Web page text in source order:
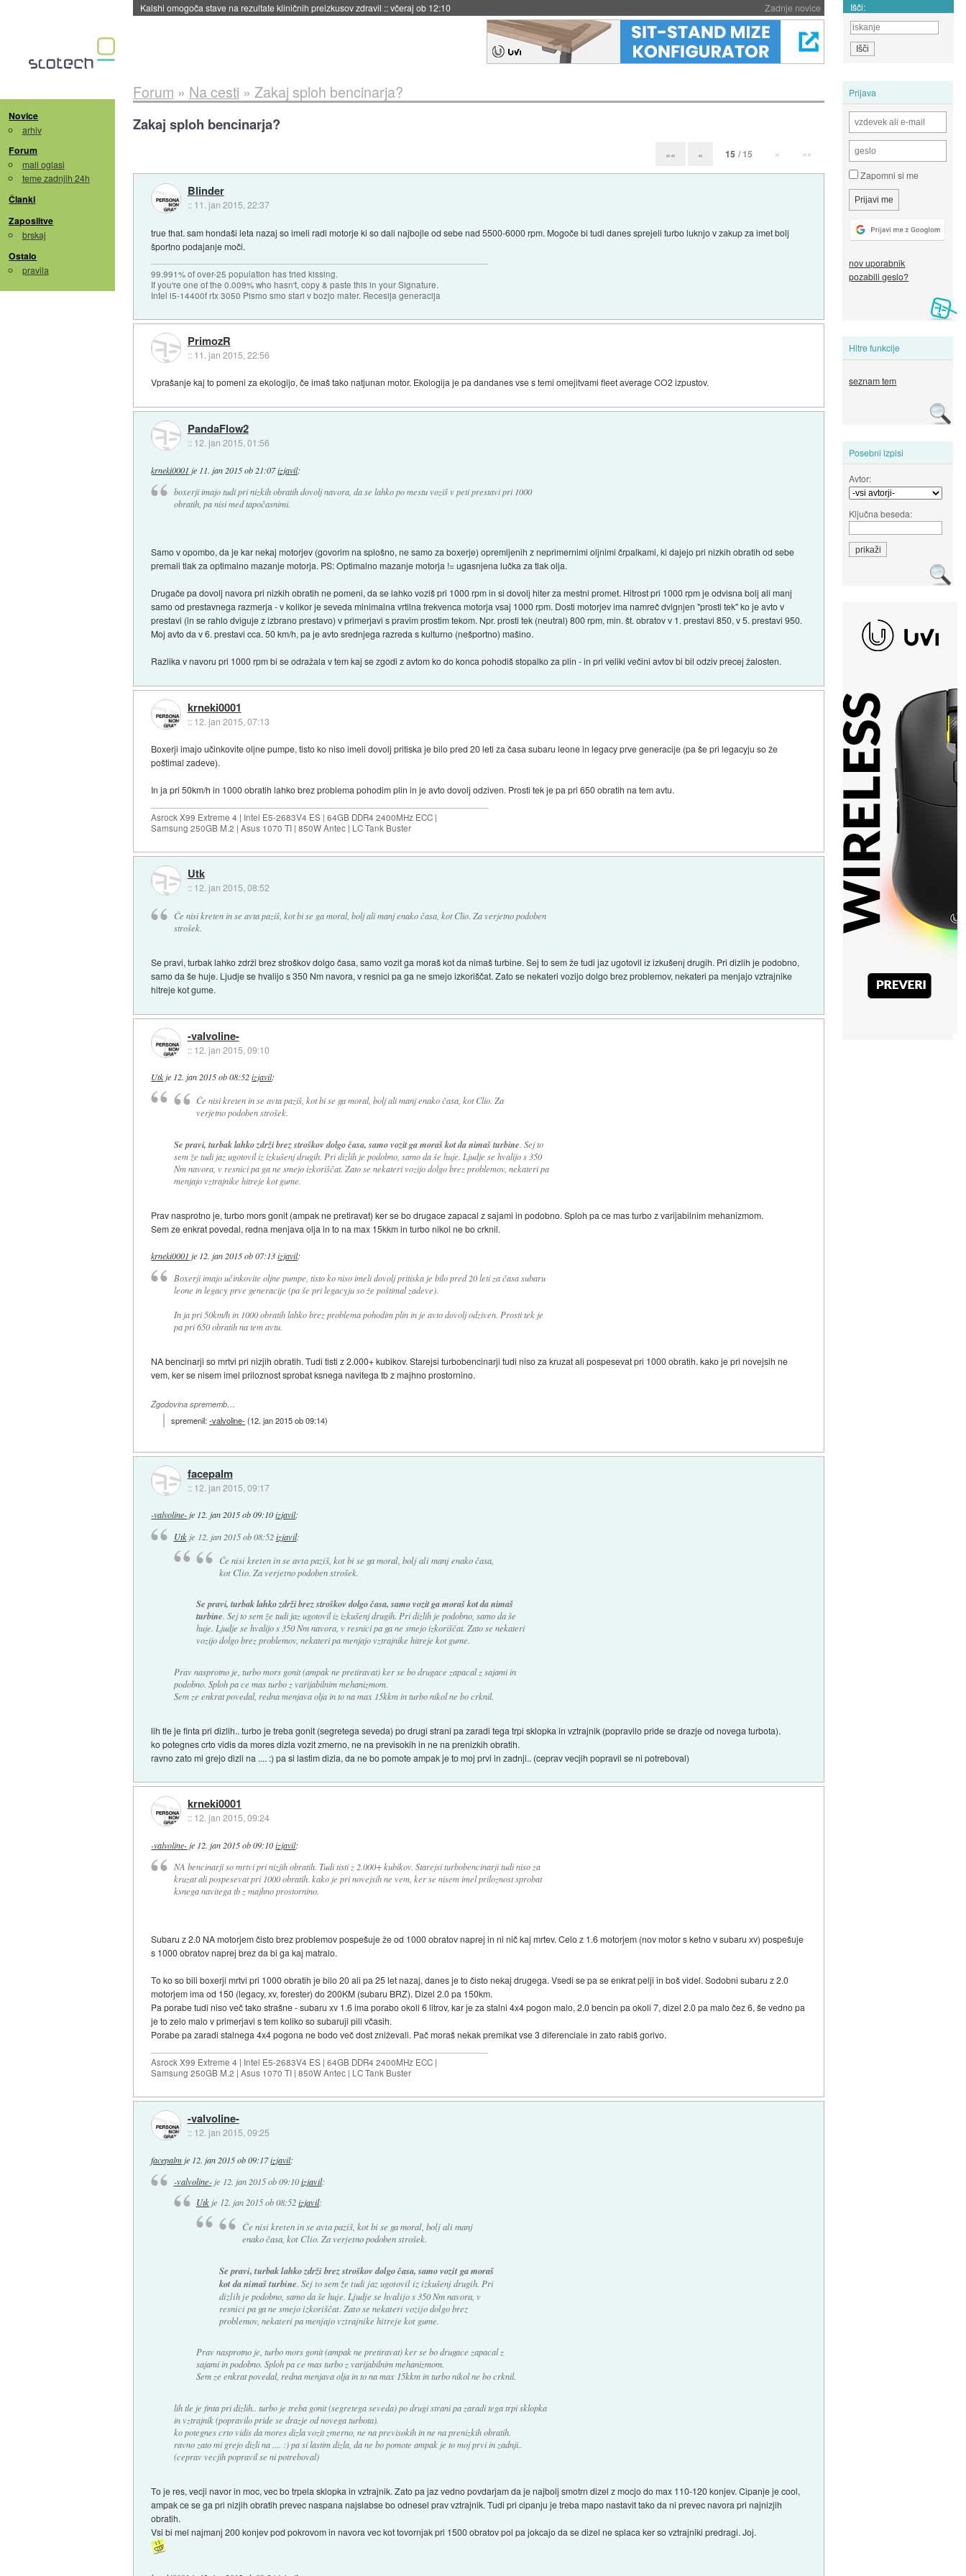
Zadnje novice
Sandisk že prodal več kot polovico SSD-jev za naslednji dve leti::včeraj ob 11:37 Išči:
Novice
arhiv
Forum
mali oglasi
teme zadnjih 24h
Članki
Zaposlitve
brskaj
Ostalo
pravila
Prijava
Zapomni si me
nov uporabnik
pozabili geslo?
Hitre funkcije
seznam tem
Posebni izpisi
Avtor:
Ključna beseda:
Forum » Na cesti » Zakaj sploh bencinarja?
Zakaj sploh bencinarja?
«« « 15 / 15 » »»
Blinder
:: 11. jan 2015, 22:37
true that. sam hondaši leta nazaj so imeli radi motorje ki so dali najbojle od sebe nad 5500-6000 rpm. Mogoče bi tudi danes sprejeli turbo luknjo v zakup za imet bolj
športno podajanje moči.
99.991% of over-25 population has tried kissing.
If you're one of the 0.009% who hasn't, copy & paste this in your Signature.
Intel i5-14400f rtx 3050 Pismo smo stari v bozjo mater. Recesija generacija
PrimozR
:: 11. jan 2015, 22:56
Vprašanje kaj to pomeni za ekologijo, če imaš tako natjunan motor. Ekologija je pa dandanes vse s temi omejitvami fleet average CO2 izpustov.
PandaFlow2
:: 12. jan 2015, 01:56
krneki0001 je 11. jan 2015 ob 21:07izjavil:
boxerji imajo tudi pri nizkih obratih dovolj navora, da se lahko po mestu voziš v peti prestavi pri 1000
obratih, pa nisi med tapočasnimi.
Samo v opombo, da je kar nekaj motorjev (govorim na splošno, ne samo za boxerje) opremljenih z neprimernimi oljnimi črpalkami, ki dajejo pri nizkih obratih od sebe
premali tlak za optimalno mazanje motorja. PS: Optimalno mazanje motorja != ugasnjena lučka za tlak olja.
Drugače pa dovolj navora pri nizkih obratih ne pomeni, da se lahko voziš pri 1000 rpm in si dovolj hiter za mestni promet. Hitrost pri 1000 rpm je odvisna bolj ali manj
samo od prestavnega razmerja - v kolikor je seveda minimalna vrtilna frekvenca motorja vsaj 1000 rpm. Dosti motorjev ima namreč dvignjen "prosti tek" ko je avto v
prestavi (in se rahlo dviguje z izbrano prestavo) v primerjavi s pravim prostim tekom. Npr. prosti tek (neutral) 800 rpm, min. št. obratov v 1. prestavi 850, v 5. prestavi 950.
Moj avto da v 6. prestavi cca. 50 km/h, pa je avto srednjega razreda s kulturno (nešportno) mašino.
Razlika v navoru pri 1000 rpm bi se odražala v tem kaj se zgodi z avtom ko do konca pohodiš stopalko za plin - in pri veliki večini avtov bi bil odziv precej žalosten.
krneki0001
:: 12. jan 2015, 07:13
Boxerji imajo učinkovite oljne pumpe, tisto ko niso imeli dovolj pritiska je bilo pred 20 leti za časa subaru leone in legacy prve generacije (pa še pri legacyju so že
poštimal zadeve).
In ja pri 50km/h in 1000 obratih lahko brez problema pohodim plin in je avto dovolj odziven. Prosti tek je pa pri 650 obratih na tem avtu.
Asrock X99 Extreme 4 | Intel E5-2683V4 ES | 64GB DDR4 2400MHz ECC |
Samsung 250GB M.2 | Asus 1070 TI | 850W Antec | LC Tank Buster
Utk
:: 12. jan 2015, 08:52
Če nisi kreten in se avta paziš, kot bi se ga moral, bolj ali manj enako časa, kot Clio. Za verjetno podoben
strošek.
Se pravi, turbak lahko zdrži brez stroškov dolgo časa, samo vozit ga moraš kot da nimaš turbine. Sej to sem že tudi jaz ugotovil iz izkušenj drugih. Pri dizlih je podobno,
samo da še huje. Ljudje se hvalijo s 350 Nm navora, v resnici pa ga ne smejo izkoriščat. Zato se nekateri vozijo dolgo brez problemov, nekateri pa menjajo vztrajnike
hitreje kot gume.
-valvoline-
:: 12. jan 2015, 09:10
Utkje 12. jan 2015 ob 08:52 izjavil:
Če nisi kreten in se avta paziš, kot bi se ga moral, bolj ali manj enako časa, kot Clio. Za
verjetno podoben strošek.
Se pravi, turbak lahko zdrži brez stroškov dolgo časa, samo vozit ga moraš kot da nimaš turbine. Sej to
sem že tudi jaz ugotovil iz izkušenj drugih. Pri dizlih je podobno, samo da še huje. Ljudje se hvalijo s 350
Nm navora, v resnici pa ga ne smejo izkoriščat. Zato se nekateri vozijo dolgo brez problemov, nekateri pa
menjajo vztrajnike hitreje kot gume.
Prav nasprotno je, turbo mors gonit (ampak ne pretiravat) ker se bo drugace zapacal z sajami in podobno. Sploh pa ce mas turbo z varijabilnim mehanizmom.
Sem ze enkrat povedal, redna menjava olja in to na max 15kkm in turbo nikol ne bo crknil.
krneki0001 je 12. jan 2015 ob 07:13 izjavil:
Boxerji imajo učinkovite oljne pumpe, tisto ko niso imeli dovolj pritiska je bilo pred 20 leti za časa subaru
leone in legacy prve generacije (pa še pri legacyju so že poštimal zadeve).
In ja pri 50km/h in 1000 obratih lahko brez problema pohodim plin in je avto dovolj odziven. Prosti tek je
pa pri 650 obratih na tem avtu.
NA bencinarji so mrtvi pri nizjih obratih. Tudi tisti z 2.000+ kubikov. Starejsi turbobencinarji tudi niso za kruzat ali pospesevat pri 1000 obratih. kako je pri novejsih ne
vem, ker se nisem imel priloznost sprobat ksnega navitega tb z majhno prostornino.
Zgodovina sprememb…
spremenil:-valvoline- (12. jan 2015 ob 09:14)
facepalm
:: 12. jan 2015, 09:17
-valvoline-je 12. jan 2015 ob 09:10 izjavil:
Utkje 12. jan 2015 ob 08:52 izjavil:
Če nisi kreten in se avta paziš, kot bi se ga moral, bolj ali manj enako časa,
kot Clio. Za verjetno podoben strošek.
Se pravi, turbak lahko zdrži brez stroškov dolgo časa, samo vozit ga moraš kot da nimaš
turbine . Sej to sem že tudi jaz ugotovil iz izkušenj drugih. Pri dizlih je podobno, samo da še
huje. Ljudje se hvalijo s 350 Nm navora, v resnici pa ga ne smejo izkoriščat. Zato se nekateri
vozijo dolgo brez problemov, nekateri pa menjajo vztrajnike hitreje kot gume.
Prav nasprotno je, turbo mors gonit (ampak ne pretiravat) ker se bo drugace zapacal z sajami in
podobno. Sploh pa ce mas turbo z varijabilnim mehanizmom.
Sem ze enkrat povedal, redna menjava olja in to na max 15kkm in turbo nikol ne bo crknil.
lih tle je finta pri dizlih.. turbo je treba gonit (segretega seveda) po drugi strani pa zaradi tega trpi sklopka in vztrajnik (popravilo pride se drazje od novega turbota).
ko potegnes crto vidis da mores dizla vozit zmerno, ne na previsokih in ne na prenizkih obratih.
ravno zato mi grejo dizli na .... :) pa si lastim dizla, da ne bo pomote ampak je to moj prvi in zadnji.. (ceprav vecjih popravil se ni potreboval)
krneki0001
:: 12. jan 2015, 09:24
-valvoline- je 12. jan 2015 ob 09:10 izjavil:
NA bencinarji so mrtvi pri nizjih obratih. Tudi tisti z 2.000+ kubikov. Starejsi turbobencinarji tudi niso za
kruzat ali pospesevat pri 1000 obratih. kako je pri novejsih ne vem, ker se nisem imel priloznost sprobat
ksnega navitega tb z majhno prostornino.
Subaru z 2.0 NA motorjem čisto brez problemov pospešuje že od 1000 obratov naprej in ni nič kaj mrtev. Celo z 1.6 motorjem (nov motor s ketno v subaru xv) pospešuje
s 1000 obratov naprej brez da bi ga kaj matralo.
To ko so bili boxerji mrtvi pri 1000 obratih je bilo 20 ali pa 25 let nazaj, danes je to čisto nekaj drugega. Vsedi se pa se enkrat pelji in boš videl. Sodobni subaru z 2.0
motorjem ima od 150 (legacy, xv, forester) do 200KM (subaru BRZ). Dizel 2.0 pa 150km.
Pa porabe tudi niso več tako strašne - subaru xv 1.6 ima porabo okoli 6 litrov, kar je za stalni 4x4 pogon malo, 2.0 bencin pa okoli 7, dizel 2.0 pa malo čez 6, še vedno pa
je to zelo malo v primerjavi s tem koliko so subaruji pili včasih.
Porabe pa zaradi stalnega 4x4 pogona ne bodo več dost zniževali. Pač moraš nekak premikat vse 3 diferenciale in zato rabiš gorivo.
Asrock X99 Extreme 4 | Intel E5-2683V4 ES | 64GB DDR4 2400MHz ECC |
Samsung 250GB M.2 | Asus 1070 TI | 850W Antec | LC Tank Buster
-valvoline-
:: 12. jan 2015, 09:25
facepalm je 12. jan 2015 ob 09:17izjavil:
-valvoline-je 12. jan 2015 ob 09:10 izjavil:
Utkje 12. jan 2015 ob 08:52izjavil:
Če nisi kreten in se avta paziš, kot bi se ga moral, bolj ali manj
enako časa, kot Clio. Za verjetno podoben strošek.
Se pravi, turbak lahko zdrži brez stroškov dolgo časa, samo vozit ga moraš
kot da nimaš turbine. Sej to sem že tudi jaz ugotovil iz izkušenj drugih. Pri
dizlih je podobno, samo da še huje. Ljudje se hvalijo s 350 Nm navora, v
resnici pa ga ne smejo izkoriščat. Zato se nekateri vozijo dolgo brez
problemov, nekateri pa menjajo vztrajnike hitreje kot gume.
Prav nasprotno je, turbo mors gonit (ampak ne pretiravat) ker se bo drugace zapacal z
sajami in podobno. Sploh pa ce mas turbo z varijabilnim mehanizmom.
Sem ze enkrat povedal, redna menjava olja in to na max 15kkm in turbo nikol ne bo crknil.
lih tle je finta pri dizlih.. turbo je treba gonit (segretega seveda) po drugi strani pa zaradi tega trpi sklopka
in vztrajnik (popravilo pride se drazje od novega turbota).
ko potegnes crto vidis da mores dizla vozit zmerno, ne na previsokih in ne na prenizkih obratih.
ravno zato mi grejo dizli na .... :) pa si lastim dizla, da ne bo pomote ampak je to moj prvi in zadnji..
(ceprav vecjih popravil se ni potreboval)
To je res, vecji navor in moc, vec bo trpela sklopka in vztrajnik. Zato pa jaz vedno povdarjam da je najbolj smotrn dizel z mocjo do max 110-120 konjev. Cipanje je cool,
ampak ce se ga pri nizjih obratih prevec naspana najslabse bo odnesel prav vztrajnik. Tudi pri cipanju je treba mapo nastavit tako da ni prevec navora pri najnizjih
obratih.
Vsi bi mel najmanj 200 konjev pod pokrovom in navora vec kot tovornjak pri 1500 obratov pol pa jokcajo da se dizel ne splaca ker so vztrajniki predragi. Joj.